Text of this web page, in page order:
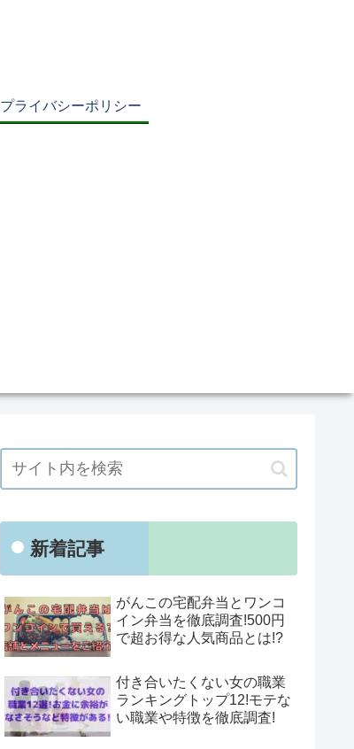
プライバシーポリシー
新着記事
がんこの宅配弁当とワンコ
イン弁当を徹底調査!500円
で超お得な人気商品とは!?
付き合いたくない女の職業
ランキングトップ12!モテな
い職業や特徴を徹底調査!